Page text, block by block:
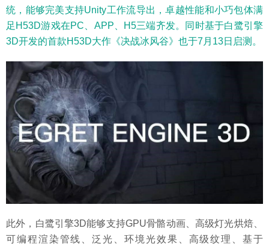
统，能够完美支持Unity工作流导出，卓越性能和小巧包体满
足H53D游戏在PC、APP、H5三端齐发。同时基于白鹭引擎
3D开发的首款H53D大作《决战冰风谷》也于7月13日启测。
此外，白鹭引擎3D能够支持GPU骨骼动画、高级灯光烘焙、
可编程渲染管线、泛光、环境光效果、高级纹理、基于